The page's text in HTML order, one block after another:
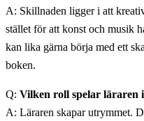
A: Skillnaden ligger i att
stället för att konst och musik
kan lika gärna börja med ett
boken.
Q: Vilken roll spelar läraren
A: Läraren skapar utrymmet.